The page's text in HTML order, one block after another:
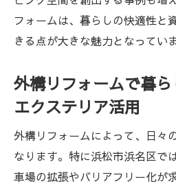
フォームは、暮らしの快適性と
きる点が大きな魅力となっていま
外構リフォームで暮
エクステリア活用
外構リフォームによって、日々
なります。特に浜松市浜名区で
車場の拡張やバリアフリー化が